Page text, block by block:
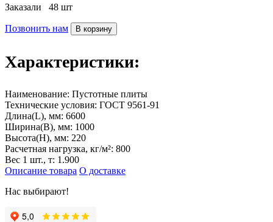
Заказали 48 шт
Позвонить нам В корзину
Характеристики:
Наименование: Пустотные плиты
Технические условия: ГОСТ 9561-91
Длина(L), мм: 6600
Ширина(B), мм: 1000
Высота(H), мм: 220
Расчетная нагрузка, кг/м²: 800
Вес 1 шт., т: 1.900
Описание товара О доставке
Нас выбирают!